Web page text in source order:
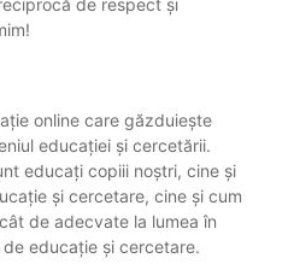
online care găzduiește
educației și cercetării.
educați copiii noștri, cine și
și cercetare, cine și cum
de adecvate la lumea în
educație și cercetare.